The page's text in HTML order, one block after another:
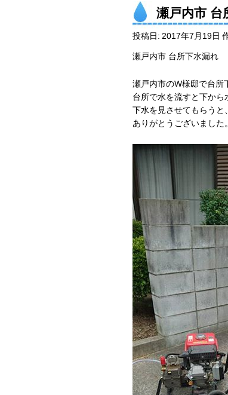
瀬戸内市 台
投稿日: 2017年7月19日
瀬戸内市 台所下水漏れ
瀬戸内市のW様邸で台所
台所で水を流すと下から
下水を見させてもらうと
ありがとうございました。